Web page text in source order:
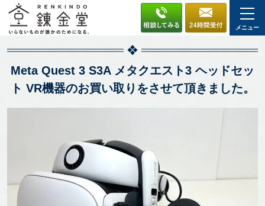
メニュー
Meta Quest 3 S3A メタクエスト3 ヘッドセッ
ト VR機器のお買い取りをさせて頂きました。